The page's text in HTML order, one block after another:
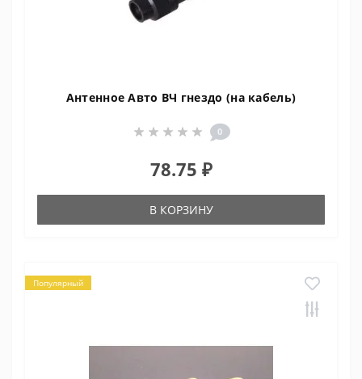
Антенное Авто ВЧ гнездо (на кабель)
0
78.75 ₽
В КОРЗИНУ
Популярный